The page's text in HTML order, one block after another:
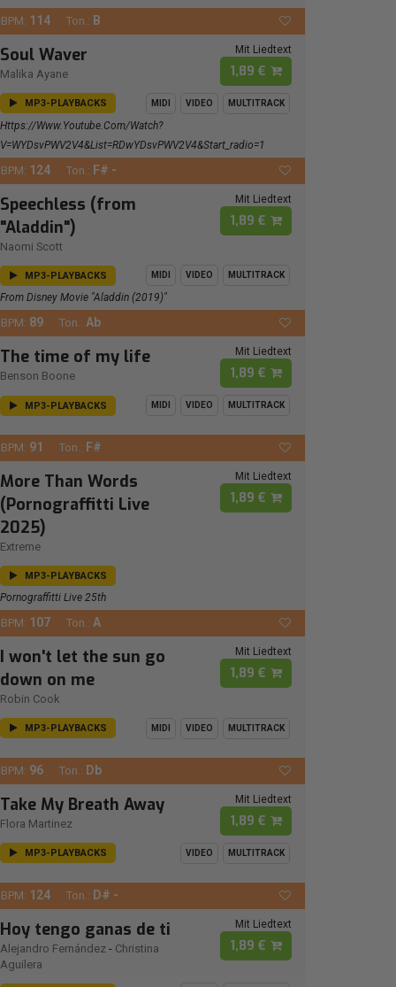
BPM: 114 Ton.: B
Soul Waver
Malika Ayane
Mit Liedtext
1,89 €
MP3-PLAYBACKS MIDI VIDEO MULTITRACK
Https://www.youtube.com/watch?
V=wYDsvPWV2V4&list=RDwYDsvPWV2V4&start_radio=1
BPM: 124 Ton.: F# -
Speechless (from
"Aladdin")
Naomi Scott
Mit Liedtext
1,89 €
MP3-PLAYBACKS MIDI VIDEO MULTITRACK
From Disney Movie "Aladdin (2019)"
BPM: 89 Ton.: Ab
The time of my life
Benson Boone
Mit Liedtext
1,89 €
MP3-PLAYBACKS MIDI VIDEO MULTITRACK
BPM: 91 Ton.: F#
More Than Words
(Pornograffitti Live
2025)
Extreme
Mit Liedtext
1,89 €
MP3-PLAYBACKS
Pornograffitti Live 25th
BPM: 107 Ton.: A
I won't let the sun go
down on me
Robin Cook
Mit Liedtext
1,89 €
MP3-PLAYBACKS MIDI VIDEO MULTITRACK
BPM: 96 Ton.: Db
Take My Breath Away
Flora Martinez
Mit Liedtext
1,89 €
MP3-PLAYBACKS VIDEO MULTITRACK
BPM: 124 Ton.: D# -
Hoy tengo ganas de ti
Alejandro Fernández - Christina
Aguilera
Mit Liedtext
1,89 €